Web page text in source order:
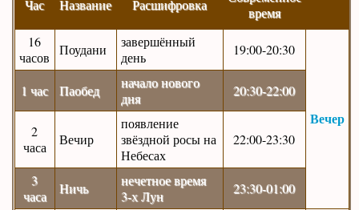
Час Название Расшифровка
время
16
часов
Поудани
завершённый
день
19:00-20:30
Вечер
1 час Паобед
начало нового
дня
20:30-22:00
2
часа
Вечир
появление
звёздной росы на
Небесах
22:00-23:30
3
часа
Ничь
нечетное время
3-х Лун
23:30-01:00